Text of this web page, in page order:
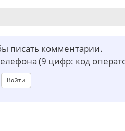
писать комментарии.
(9 цифр: код
Войти